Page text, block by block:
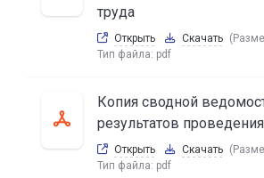
труда
Открыть Скачать
Тип файла: pdf
Копия сводной
результатов
Открыть Скачать
Тип файла: pdf